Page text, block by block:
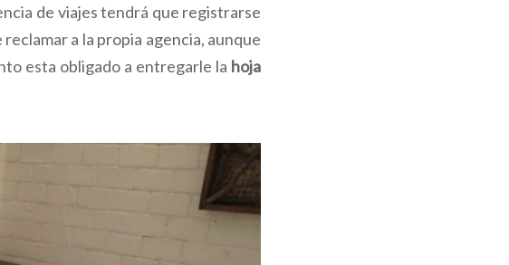
de viajes tendrá que registrarse
a la propia agencia, aunque
esta obligado a entregarle la hoja